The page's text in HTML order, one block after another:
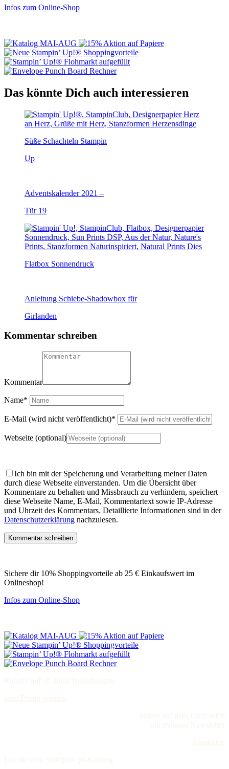
Infos zum Online-Shop
Das könnte Dich auch interessieren
Süße Schachteln Stampin
Up
Adventskalender 2021 –
Tür 19
Flatbox Sonnendruck
Anleitung Schiebe-Shadowbox für
Girlanden
Kommentar schreiben
Kommentar
Name*
E-Mail (wird nicht veröffentlicht)*
Webseite (optional)
Ich bin mit der Speicherung und Verarbeitung meiner Daten
durch diese Webseite einverstanden. Um die Übersicht über
Kommentare zu behalten und Missbrauch zu verhindern, speichert
diese Webseite Name, E-Mail, Kommentartext sowie IP-Adresse
und Uhrzeit des Kommentars. Detaillierte Informationen sind in der
Datenschutzerklärung nachzulesen.
Sichere dir 10% Shoppingvorteile ab 25 € Einkaufswert im
Onlineshop!
Infos zum Online-Shop